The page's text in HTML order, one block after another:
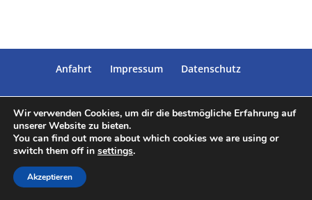
Anfahrt Impressum Datenschutz
Designed byElegant Themes| Powered by
WordPress|umgesetzt von
Wir verwenden Cookies, um dir die bestmögliche Erfahrung auf
unserer Website zu bieten.
You can find out more about which cookies we are using or
switch them off in settings.
Akzeptieren